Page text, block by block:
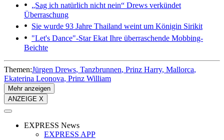
„Sag ich natürlich nicht nein“ Drews verkündet
Überraschung
Sie wurde 93 Jahre Thailand weint um Königin Sirikit
"Let's Dance"-Star Ekat Ihre überraschende Mobbing-
Beichte
Themen:Jürgen Drews Tanzbrunnen Prinz Harry Mallorca
Ekaterina Leonova Prinz William
Mehr anzeigen
ANZEIGE X
EXPRESS News
EXPRESS APP